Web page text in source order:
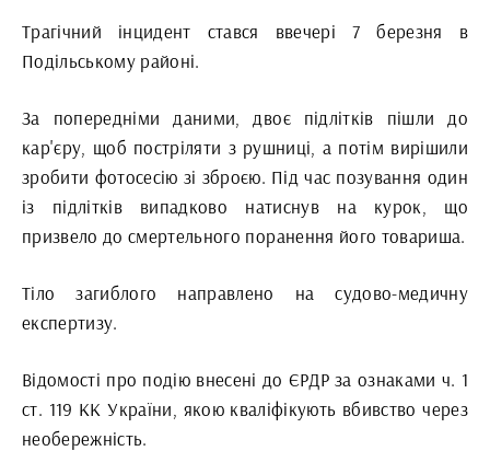
Трагічний інцидент стався ввечері 7 березня в
Подільському районі.
За попередніми даними, двоє підлітків пішли до
кар'єру, щоб постріляти з рушниці, а потім вирішили
зробити фотосесію зі зброєю. Під час позування один
із підлітків випадково натиснув на курок, що
призвело до смертельного поранення його товариша.
Тіло загиблого направлено на судово-медичну
експертизу.
Відомості про подію внесені до ЄРДР за ознаками ч. 1
ст. 119 КК України, якою кваліфікують вбивство через
необережність.